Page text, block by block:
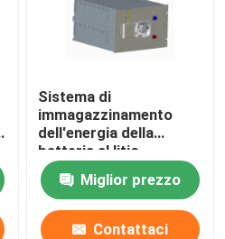
Sistema di
immagazzinamento
dell'energia della
batteria al litio
51.2V280Ah
14.336KWh di
immagazzinamento
dell'energia 16S1P
Miglior prezzo
Contattaci